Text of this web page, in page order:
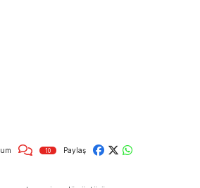
10 Paylaş